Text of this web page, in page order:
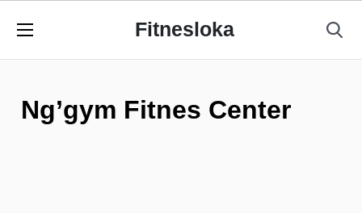
Fitnesloka
Ng’gym Fitnes Center